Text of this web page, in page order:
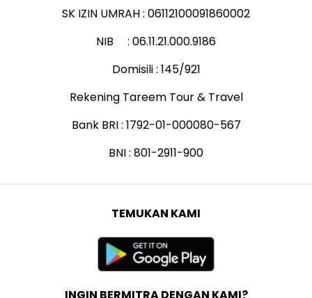
SK IZIN UMRAH : 06112100091860002
NIB : 06.11.21.000.9186
Domisili : 145/921
Rekening Tareem Tour & Travel
Bank BRI : 1792-01-000080-567
BNI : 801-2911-900
TEMUKAN KAMI
INGIN BERMITRA DENGAN KAMI?